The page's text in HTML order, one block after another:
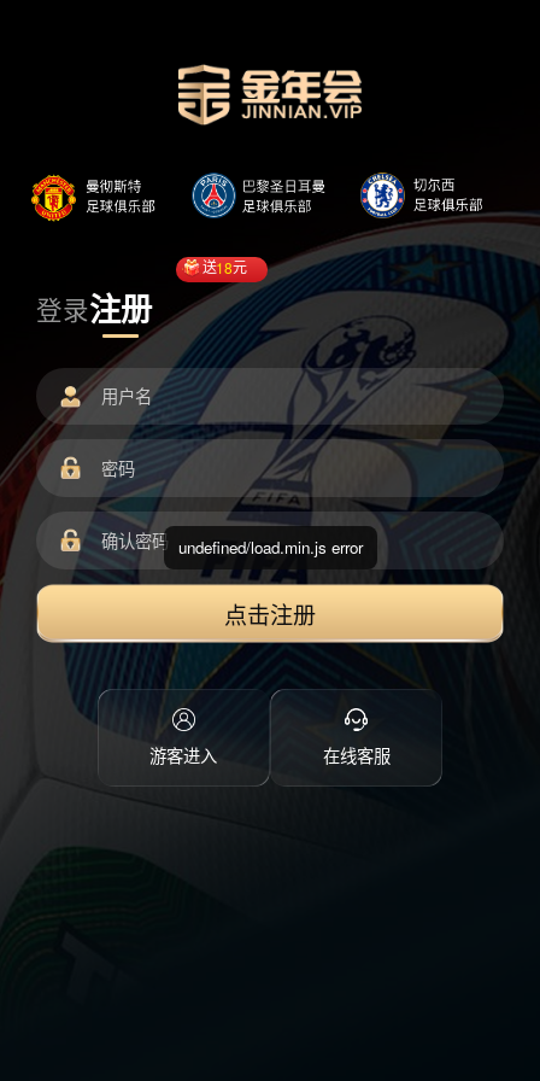
登录注册
送18元
点击注册
游客进入 在线客服
undefined/load.min.js error